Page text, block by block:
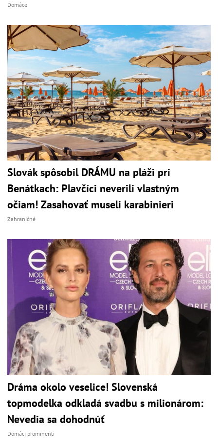
Domáce
Slovák spôsobil DRÁMU na pláži pri
Benátkach: Plavčíci neverili vlastným
očiam! Zasahovať museli karabinieri
Zahraničné
Dráma okolo veselice! Slovenská
topmodelka odkladá svadbu s milionárom:
Nevedia sa dohodnúť
Domáci prominenti